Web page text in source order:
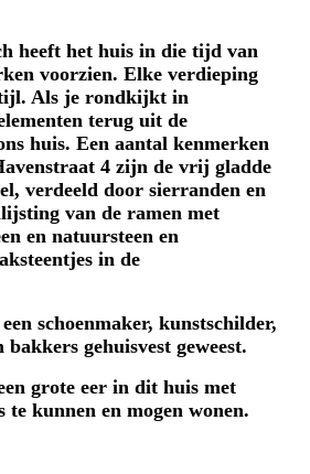
heeft het huis in die tijd van
voorzien. Elke verdieping
Als je rondkijkt in
terug uit de
huis. Een aantal kenmerken
4 zijn de vrij gladde
verdeeld door sierranden en
van de ramen met
en natuursteen en
in de
schoenmaker, kunstschilder,
gehuisvest geweest.
grote eer in dit huis met
te kunnen en mogen wonen.